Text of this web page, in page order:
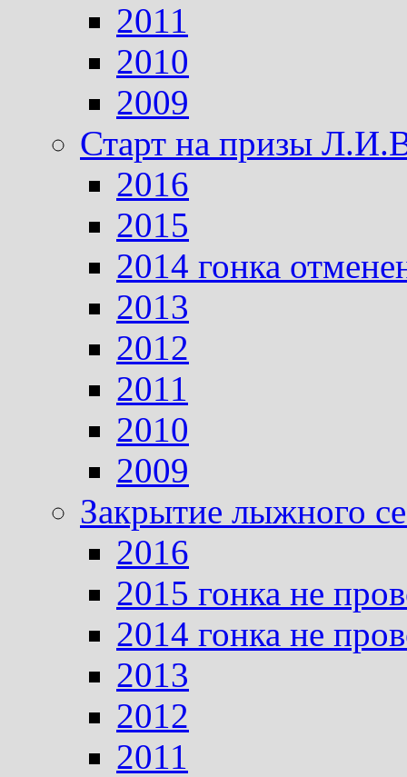
2011
2010
2009
Старт на призы
2016
2015
2014 гонка
2013
2012
2011
2010
2009
Закрытие лыжного
2016
2015 гонка не
2014 гонка не
2013
2012
2011